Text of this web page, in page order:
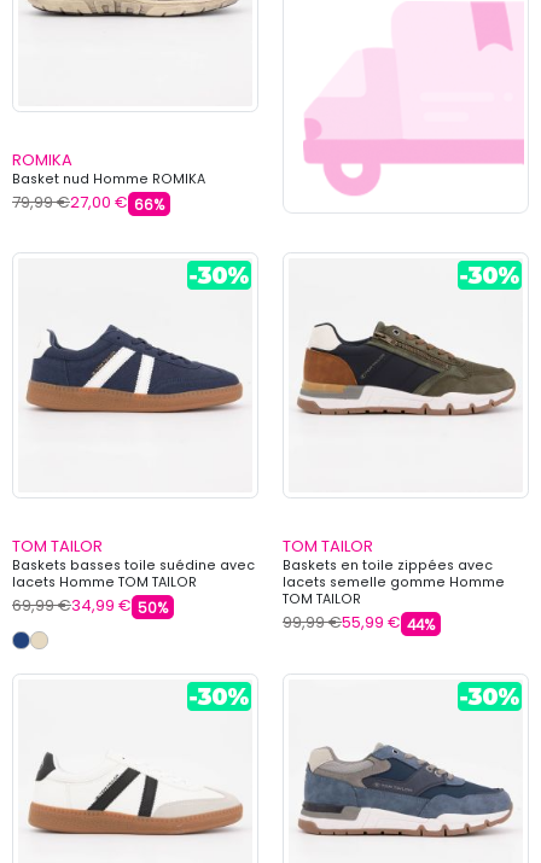
ROMIKA
Basket nud Homme ROMIKA
79,99 €27,00 € 66%
TOM TAILOR
Baskets basses toile suédine avec
lacets Homme TOM TAILOR
69,99 €34,99 € 50%
TOM TAILOR
Baskets en toile zippées avec
lacets semelle gomme Homme
TOM TAILOR
99,99 €55,99 € 44%